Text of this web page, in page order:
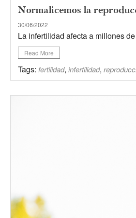
Normalicemos la
30/06/2022
La infertilidad afecta a millones
Read More
Tags: fertilidad, infertilidad,